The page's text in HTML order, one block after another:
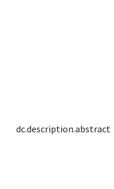
dc.description.abstract